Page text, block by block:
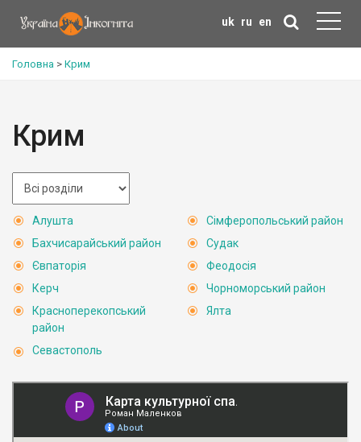
uk ru en
Головна > Крим
Крим
Алушта
Бахчисарайський район
Євпаторія
Керч
Красноперекопський
район
Севастополь
Сімферопольський район
Судак
Феодосія
Чорноморський район
Ялта